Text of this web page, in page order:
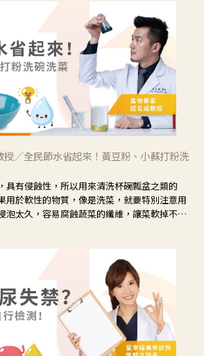
來治療；假如單純的眼睛乾澀，結膜沒有紅，
情況是屬於「陰虛」，就可以使用枸杞、蓮
滋潤的藥材，效果就更顯著。
授／全民節水省起來！黃豆粉、小蘇打粉洗
具有侵蝕性，所以用來清洗杯碗瓢盆之類的
用於軟性的物質，像是洗菜，就要特別注意用
泡太久，容易腐蝕蔬菜的纖維，讓菜軟掉不清